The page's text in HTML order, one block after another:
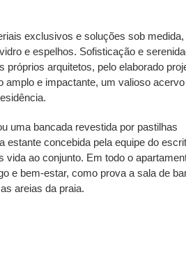
exclusivos e soluções sob medida,
e espelhos. Sofisticação e
arquitetos, pelo elaborado
amplo e impactante, um valioso
uma bancada revestida por pastilhas
estante concebida pela equipe do
vida ao conjunto. Em todo o
e bem-estar, como prova a sala de
areias da praia.